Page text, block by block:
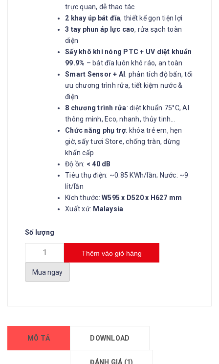
trực quan, dễ thao tác
2 khay úp bát đĩa, thiết kế gọn tiện lợi
3 tay phun áp lực cao, rửa sạch toàn
diện
Sấy khô khí nóng PTC + UV diệt khuẩn
99.9% – bát đĩa luôn khô ráo, an toàn
Smart Sensor + AI : phân tích độ bẩn, tối
ưu chương trình rửa, tiết kiệm nước &
điện
8 chương trình rửa: diệt khuẩn 75°C, AI
thông minh, Eco, nhanh, thủy tinh…
Chức năng phụ trợ: khóa trẻ em, hẹn
giờ, sấy tươi Store, chống tràn, dừng
khẩn cấp
Độ ồn: < 40 dB
Tiêu thụ điện: ~0.85 KWh/lần; Nước: ~9
lít/lần
Kích thước: W595 x D520 x H627 mm
Xuất xứ: Malaysia
Số lượng
Thêm vào giỏ hàng
Mua ngay
MÔ TẢ DOWNLOAD
ĐÁNH GIÁ (1)